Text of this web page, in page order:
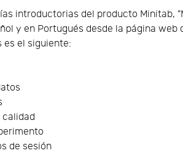
introductorias del producto Minitab,
y en Portugués desde la página web
el siguiente:
calidad
de sesión